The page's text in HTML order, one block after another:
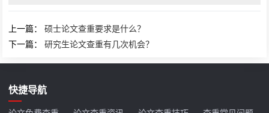
上一篇：硕士论文查重要求是什么？
下一篇：研究生论文查重有几次机会？
快捷导航